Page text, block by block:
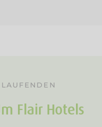
Flair Hotels